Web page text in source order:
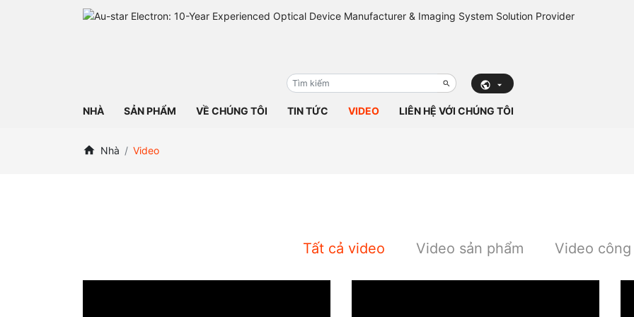
NHÀ SẢN PHẨM VỀ CHÚNG TÔI TIN TỨC VIDEO LIÊN HỆ VỚI CHÚNG TÔI
Nhà Video
Tất cả video Video sản phẩm Video